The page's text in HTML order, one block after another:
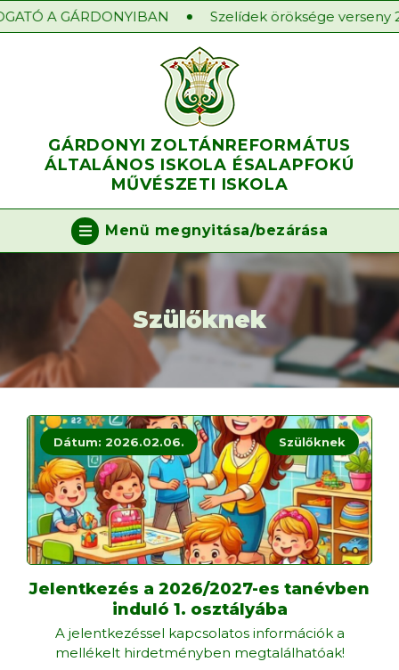
A GÁRDONYIBAN Szelídek öröksége verseny
GÁRDONYI ZOLTÁNREFORMÁTUS
ÁLTALÁNOS ISKOLA ÉSALAPFOKÚ
MŰVÉSZETI ISKOLA
Menü megnyitása/bezárása
Szülőknek
Dátum: 2026.02.06. Szülőknek
Jelentkezés a 2026/2027-es tanévben
induló 1. osztályába
A jelentkezéssel kapcsolatos információk a
mellékelt hirdetményben megtalálhatóak!